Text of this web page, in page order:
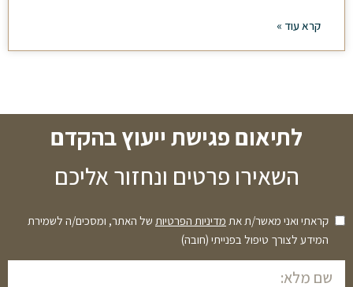
קרא עוד »
לתיאום פגישת ייעוץ בהקדם
השאירו פרטים ונחזור אליכם
קראתי ואני מאשר/ת את מדיניות הפרטיות של האתר, ומסכים/ה לשמירת
המידע לצורך טיפול בפנייתי (חובה)